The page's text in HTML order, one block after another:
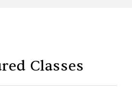
Classes